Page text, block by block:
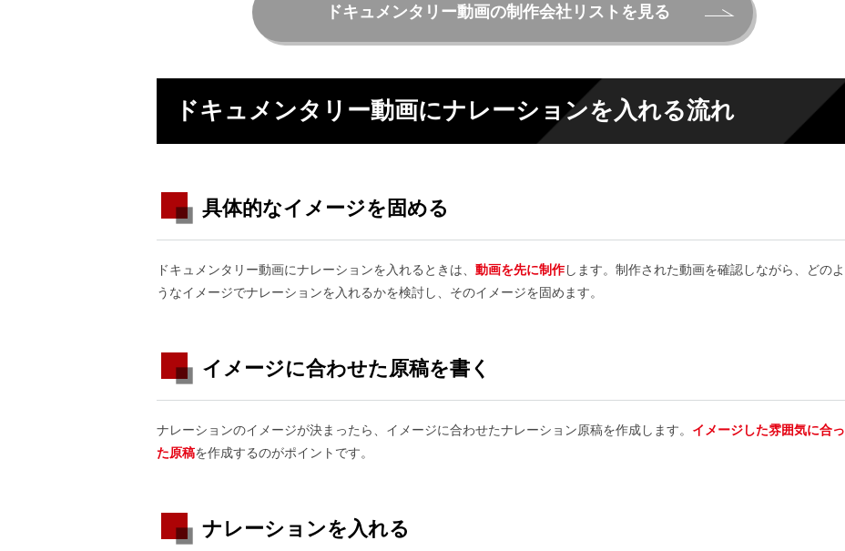
ドキュメンタリー動画の制作会社 リストを見る
ドキュメンタリー動画にナレーションを入れる流れ
具体的なイメージを固める
ドキュメンタリー動画にナレーションを入れるときは、 動画を先に制作します。制作された動画を確認しながら、どのよ
うなイメージでナレーションを入れるかを検討し、そのイメージを固めます。
イメージに合わせた原稿を書く
ナレーションのイメージが決まったら、イメージに合わせたナレーション原稿を作成します。 イメージした雰囲気に合っ
た原稿を作成するのがポイントです。
ナレーションを入れる